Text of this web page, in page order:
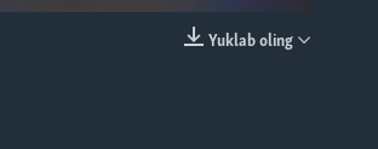
Yuklab oling